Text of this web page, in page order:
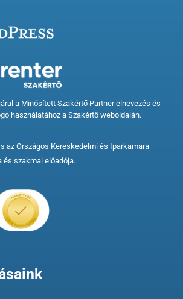
a Minősített Szakértő Partner elnevezés és
használatához a Szakértő weboldalán.
az Országos Kereskedelmi és Iparkamara
és szakmai előadója.